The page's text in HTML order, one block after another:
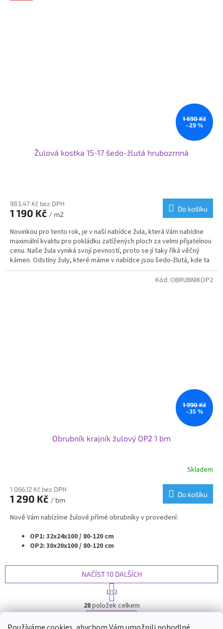
1 690 Kč
–29 %
Žulová kostka 15-17 šedo-žlutá hrubozrnná
983,47 Kč bez DPH
1 190 Kč / m2
Do košíku
Novinkou pro tento rok, je v naší nabídce žula, která Vám nabídne
maximální kvalitu pro pokládku zatížených ploch za velmi přijatelnou
cenu. Naše žula vyniká svojí pevností, proto se jí taky říká věčný
kámen. Odstíny žuly, které máme v nabídce jsou šedo-žlutá, kde ta
žlutá je formou melíru, díky kterému Vám vznikne krásná mozaika.
Svoje využití najde žulová kostka od nás na příjezdových cestách,
1 990 Kč
–35 %
Obrubník krajník žulový OP2 1 bm
Skladem
1 066,12 Kč bez DPH
1 290 Kč / bm
Do košíku
Nově Vám nabízíme žulové přímé obrubníky v provedení:
OP1: 32x24x100 / 80-120 cm
OP2: 30x20x100 / 80-120 cm
OP4: 20x25x100 / 80-120 cm
OP5: 20x20x100 / 80-120 cm
OP6: 15x25x100 / 80-120 cm
OP7: 12x25x100 / 80-120 cm
Samozřejmě vyrábíme i rádiusové - nájezdové - náběhové
Kód: OBRUBNIKOP2
O
v
NAČÍST 10 DALŠÍCH
t
r
á
1 2
28položek celkem